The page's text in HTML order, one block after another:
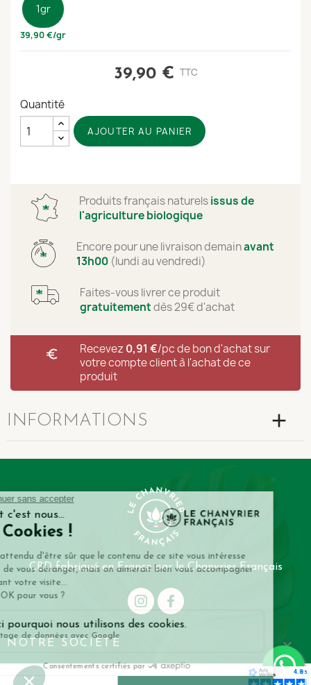
1gr
39,90 €/gr
39,90 € TTC
Quantité
AJOUTER AU PANIER
Produits français naturelsissus de
l'agriculture biologique
Encorepour une livraison demainavant
13h00 (lundi au vendredi)
Faites-vous livrer ce produit
gratuitementdès 29€ d'achat
euro Recevez 0,91 €/pcde bon d'achat sur
votre compte client à l'achat de ce
produit
INFORMATIONS add
CBD fabriqué en France par le Chanvrier Français
NOTRE SOCIÉTÉ 